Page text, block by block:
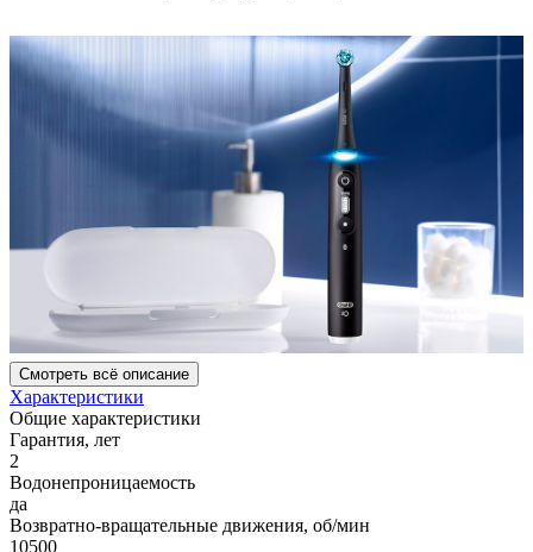
Смотреть всё описание
Характеристики
Общие характеристики
Гарантия, лет
2
Водонепроницаемость
да
Возвратно-вращательные движения, об/мин
10500